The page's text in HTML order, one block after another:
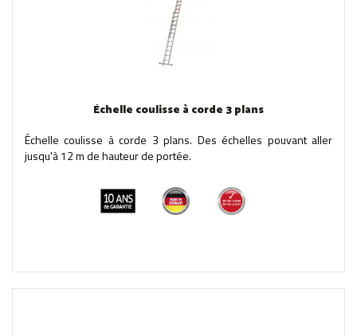
Échelle coulisse à corde 3 plans
Échelle coulisse à corde 3 plans. Des échelles pouvant aller
jusqu'à 12 m de hauteur de portée.